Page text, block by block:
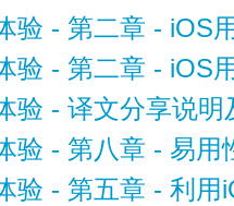
验 - 第二章 - iOS
验 - 第二章 - iOS
验 - 译文分享说明
验 - 第八章 - 易用
验 - 第五章 - 利